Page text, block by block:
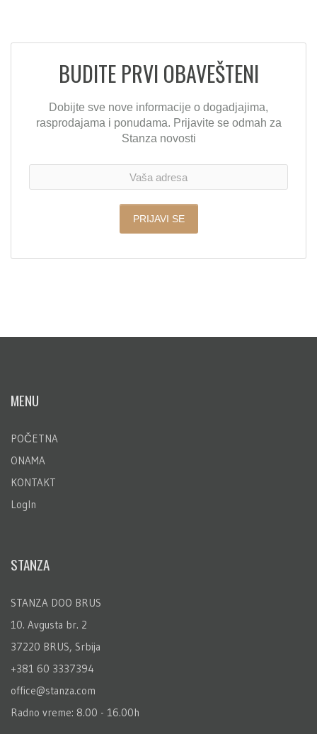
BUDITE PRVI OBAVEŠTENI
Dobijte sve nove informacije o dogadjajima,
rasprodajama i ponudama. Prijavite se odmah za
Stanza novosti
MENU
POČETNA
ONAMA
KONTAKT
LogIn
STANZA
STANZA DOO BRUS
10. Avgusta br. 2
37220 BRUS, Srbija
+381 60 3337394
office@stanza.com
Radno vreme: 8.00 - 16.00h